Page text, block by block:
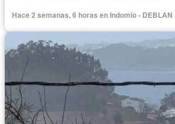
Hace 2 semanas, 6 horas en Indomio - DEBLAN